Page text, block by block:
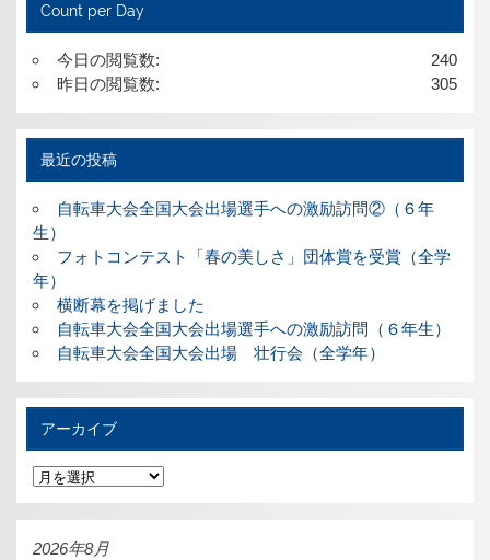
Count per Day
240
今日の閲覧数:
305
昨日の閲覧数:
最近の投稿
自転車大会全国大会出場選手への激励訪問②（６年
生）
フォトコンテスト「春の美しさ」団体賞を受賞（全学
年）
横断幕を掲げました
自転車大会全国大会出場選手への激励訪問（６年生）
自転車大会全国大会出場 壮行会（全学年）
アーカイブ
ア
ー
カ
イ
ブ
2026年8月